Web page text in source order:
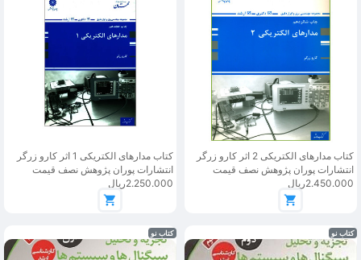
کتاب مدارهای الکتریکی 2 اثر کارو زرگر
انتشارات پوران پژوهش نصف قیمت
2.450.000ریال
کتاب مدارهای الکتریکی 1 اثر کارو زرگر
انتشارات پوران پژوهش نصف قیمت
2.250.000ریال
کتاب نو کتاب نو